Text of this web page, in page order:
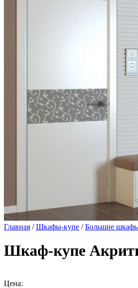
Главная /Шкафы-купе /Большие
Шкаф-купе
Цена: